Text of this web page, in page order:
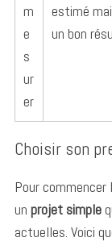
m
e
s
ur
er
estimé
un bon
Choisir son
Pour
un projet simple
actuelles. Voici